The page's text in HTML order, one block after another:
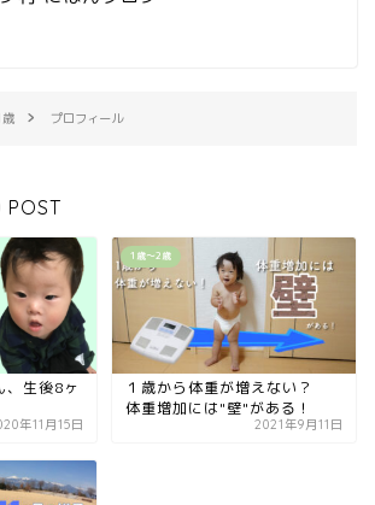
歳 プロフィール
POST
、生後8ヶ
年11月15日
1歳〜2歳
１歳から体重が増えない？
体重増加には"壁"がある！
2021年9月11日